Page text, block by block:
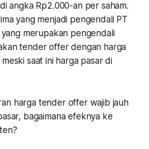
angka Rp2.000-an per saham.
yang menjadi pengendali PT
yang merupakan pengendali
tender offer dengan harga
meski saat ini harga pasar di
harga tender offer wajib jauh
bagaimana efeknya ke